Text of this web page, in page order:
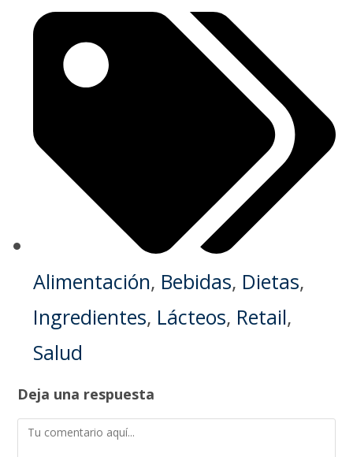
Alimentación, Bebidas, Dietas,
Ingredientes, Lácteos, Retail,
Salud
Deja una respuesta